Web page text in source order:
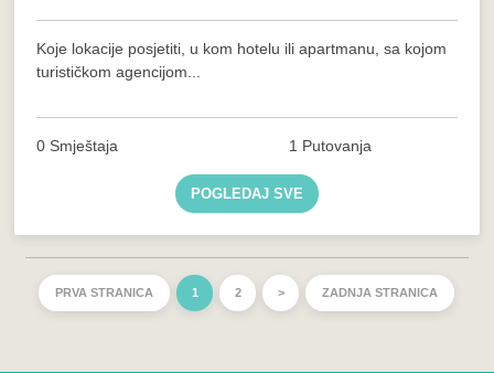
Koje lokacije posjetiti, u kom hotelu ili apartmanu, sa kojom
turističkom agencijom...
0 Smještaja 1 Putovanja
POGLEDAJ SVE
PRVA STRANICA 1 2 > ZADNJA STRANICA